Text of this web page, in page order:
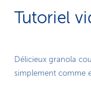
Tutoriel
Délicieux granola
simplement comme